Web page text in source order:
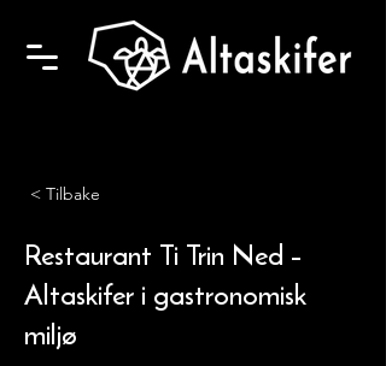
< Tilbake
Restaurant Ti Trin Ned –
Altaskifer i gastronomisk
miljø